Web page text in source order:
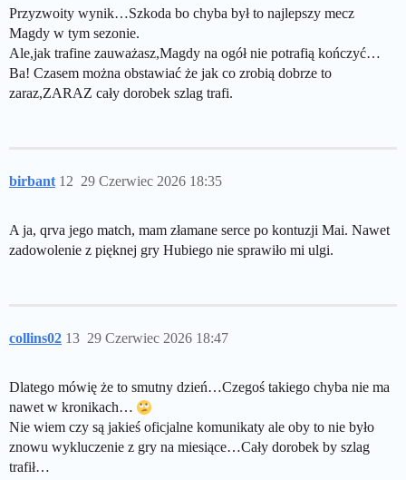
Przyzwoity wynik…Szkoda bo chyba był to najlepszy mecz
Magdy w tym sezonie.
Ale,jak trafine zauważasz,Magdy na ogół nie potrafią kończyć…
Ba! Czasem można obstawiać że jak co zrobią dobrze to
zaraz,ZARAZ cały dorobek szlag trafi.
birbant 29 Czerwiec 2026 18:35
12
A ja, qrva jego match, mam złamane serce po kontuzji Mai. Nawet
zadowolenie z pięknej gry Hubiego nie sprawiło mi ulgi.
collins02 29 Czerwiec 2026 18:47
13
Dlatego mówię że to smutny dzień…Czegoś takiego chyba nie ma
nawet w kronikach…
Nie wiem czy są jakieś oficjalne komunikaty ale oby to nie było
znowu wykluczenie z gry na miesiące…Cały dorobek by szlag
trafił…